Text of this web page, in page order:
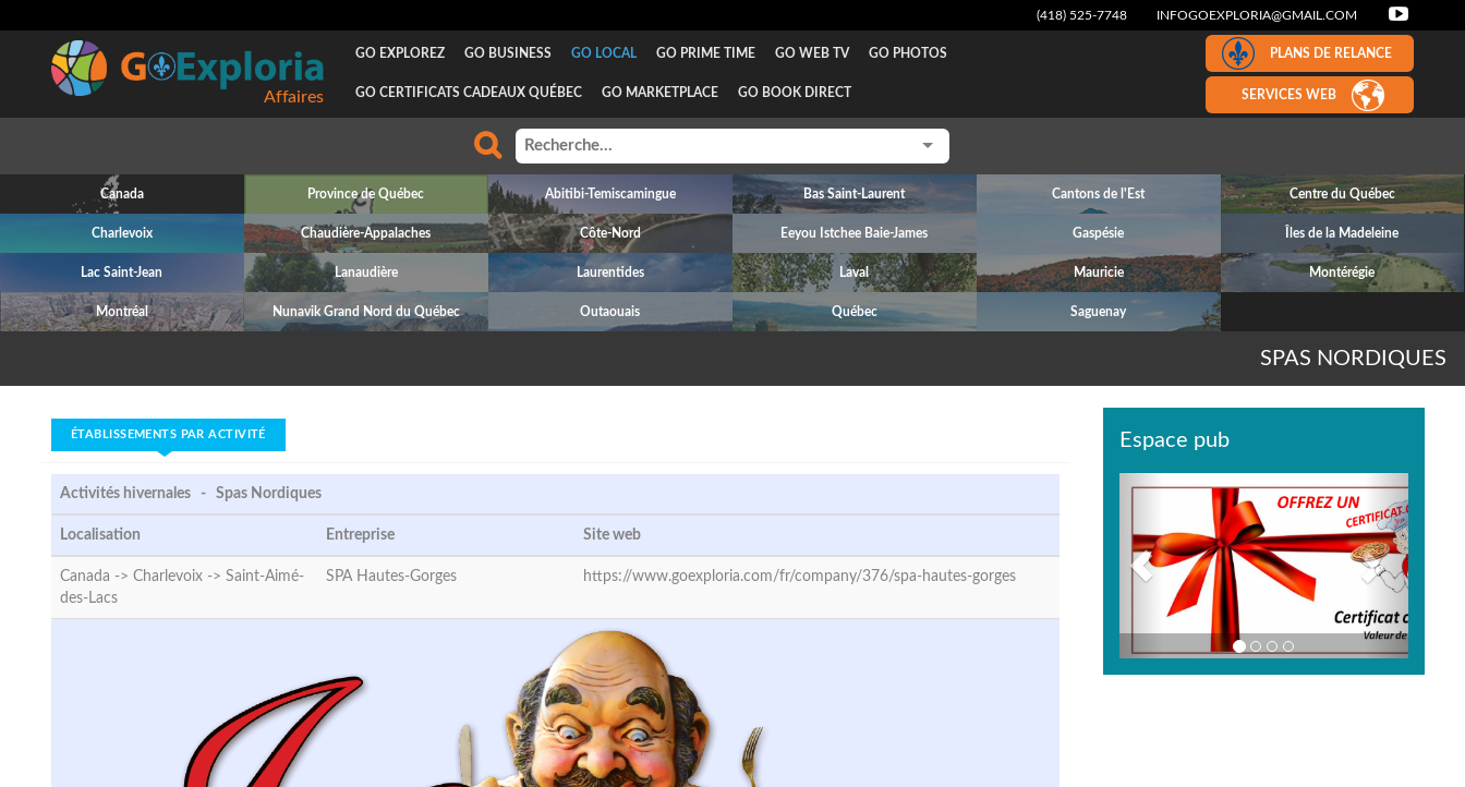
(418) 525-7748 INFOGOEXPLORIA@GMAIL.COM
Affaires
GO EXPLOREZ GO BUSINESS GO LOCAL GO PRIME TIME GO WEB TV GO PHOTOS
GO CERTIFICATS CADEAUX QUÉBEC GO MARKETPLACE GO BOOK DIRECT
PLANS DE RELANCE
SERVICES WEB
Canada Province de Québec Abitibi-Temiscamingue Bas Saint-Laurent Cantons de l'Est Centre du Québec
Charlevoix Chaudière-Appalaches Côte-Nord Eeyou Istchee Baie-James Gaspésie Îles de la Madeleine
Lac Saint-Jean Lanaudière Laurentides Laval Mauricie Montérégie
Montréal Nunavik Grand Nord du Québec Outaouais Québec Saguenay
SPAS NORDIQUES
ÉTABLISSEMENTS PAR ACTIVITÉ
Activités hivernales - Spas Nordiques
Localisation Entreprise Site web
Canada -> Charlevoix -> Saint-Aimé-
des-Lacs
SPA Hautes-Gorges https://www.goexploria.com/fr/company/376/spa-hautes-gorges
Espace pub
Previous
Next